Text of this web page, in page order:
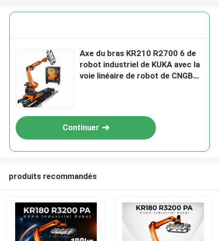
Axe du bras KR210 R2700 6 de
robot industriel de KUKA avec la
voie linéaire de robot de CNGBS
Continuer
produits recommandés